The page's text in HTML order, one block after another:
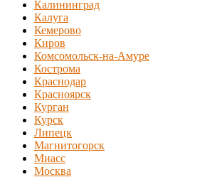
Калининград
Калуга
Кемерово
Киров
Комсомольск-на-Амуре
Кострома
Краснодар
Красноярск
Курган
Курск
Липецк
Магнитогорск
Миасс
Москва